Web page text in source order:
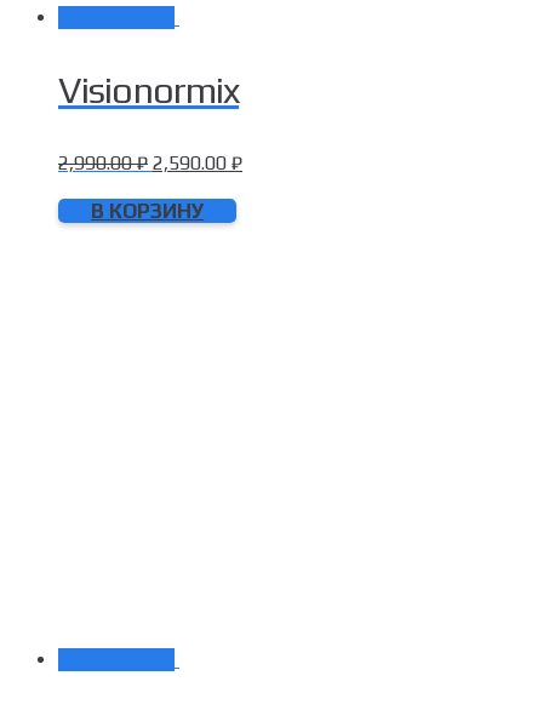
Visionormix
2,990.00₽ 2,590.00 ₽
В КОРЗИНУ